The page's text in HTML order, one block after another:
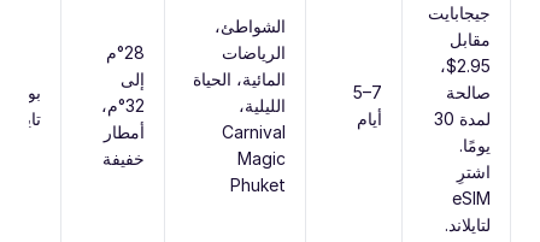
جيجابايت
مقابل
‎$2.95‎،
صالحة
لمدة ‎30‎
يومًا.
اشترِ
eSIM
لتايلاند.
‎5–7‎
أيام
الشواطئ،
الرياضات
المائية، الحياة
الليلية،
Carnival
Magic
Phuket
‎28‎°م
إلى
‎32‎°م،
أمطار
خفيفة
تايلاند